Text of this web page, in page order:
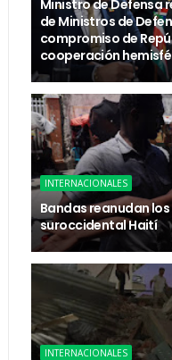
Ministro de Defensa
de Ministros de
compromiso de
cooperación
INTERNACIONALES
Bandas reanudan
suroccidental Haití
INTERNACIONALES